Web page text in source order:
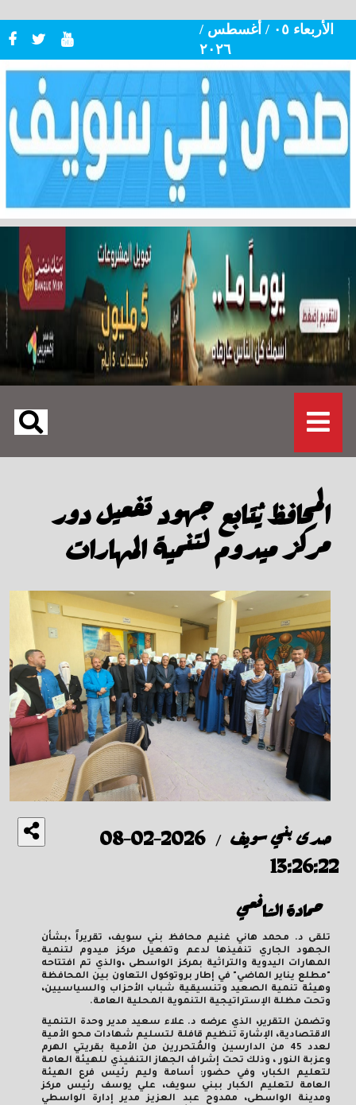
الأربعاء ٠٥ / أغسطس /
٢٠٢٦
المحافظ يُتابع جهود تفعيل دور
مركز ميدوم لتنمية المهارات
صدى بني سويف /
2026-02-08
13:26:22
حمادة الشافعي
تلقى د. محمد هاني غنيم محافظ بني سويف، تقريراً ،بشأن
الجهود الجاري تنفيذها لدعم وتفعيل مركز ميدوم لتنمية
المهارات اليدوية والتراثية بمركز الواسطى ،والذي تم افتتاحه
"مطلع يناير الماضي" في إطار بروتوكول التعاون بين المحافظة
وهيئة تنمية الصعيد وتنسيقية شباب الأحزاب والسياسيين،
وتحت مظلة الإستراتيجية التنموية المحلية العامة.
وتضمن التقرير، الذي عرضه د. علاء سعيد مدير وحدة التنمية
الاقتصادية، الإشارة تنظيم قافلة لتسليم شهادات محو الأمية
لعدد 45 من الدارسين والمُتحررين من الأمية بقريتي الهرم
وعزبة النور ، وذلك تحت إشراف الجهاز التنفيذي للهيئة العامة
لتعليم الكبار، وفي حضور: أسامة وليم رئيس فرع الهيئة
العامة لتعليم الكبار ببني سويف، علي يوسف رئيس مركز
ومدينة الواسطى، ممدوح عبد العزيز مدير إدارة الواسطي